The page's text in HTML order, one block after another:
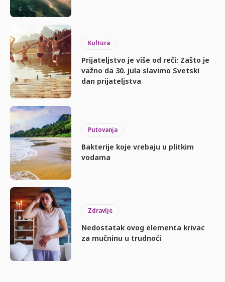
Kultura
Prijateljstvo je više od reči: Zašto je
važno da 30. jula slavimo Svetski
dan prijateljstva
Putovanja
Bakterije koje vrebaju u plitkim
vodama
Zdravlje
Nedostatak ovog elementa krivac
za mučninu u trudnoći